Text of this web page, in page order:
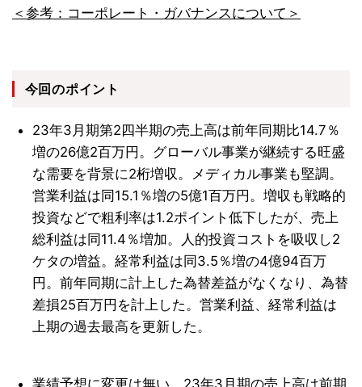
＜参考：コーポレート・ガバナンスについて＞
今回のポイント
23年3月期第2四半期の売上高は前年同期比14.7％
増の26億2百万円。グローバル事業が継続する旺盛
な需要を背景に2桁増収。メディカル事業も堅調。
営業利益は同15.1％増の5億1百万円。増収も戦略的
投資などで粗利率は1.2ポイント低下したが、売上
総利益は同11.4％増加。人的投資コストを吸収し2
ケタの増益。経常利益は同3.5％増の4億94百万
円。前年同期に計上した為替差益がなくなり、為替
差損25百万円を計上した。営業利益、経常利益は
上期の過去最高を更新した。